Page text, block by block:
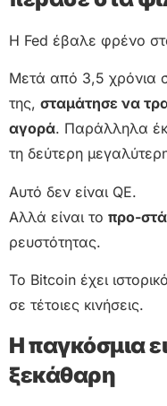
Η Fed έβαλε φρένο
Μετά από 3,5 χρόνια
της, σταμάτησε να
αγορά. Παράλληλα
τη δεύτερη
Αυτό δεν είναι QE.
Αλλά είναι το προ-
ρευστότητας.
Το Bitcoin έχει
σε τέτοιες κινήσεις.
Η παγκόσμια
ξεκάθαρη